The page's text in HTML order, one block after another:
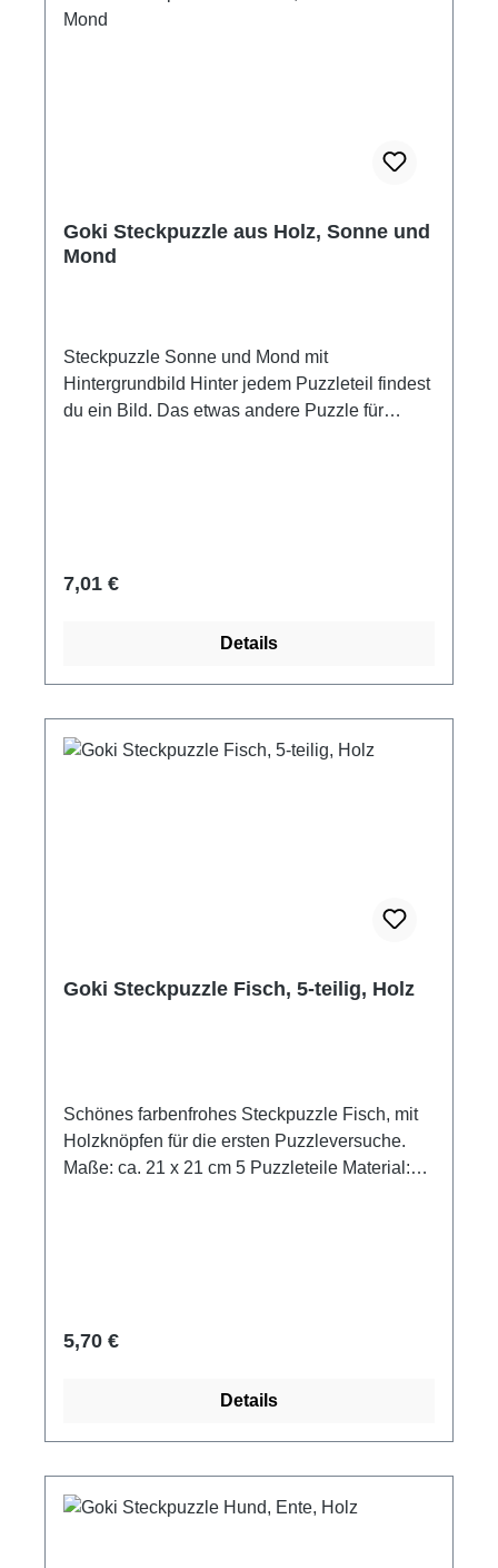
Goki Steckpuzzle aus Holz, Sonne und
Mond
Steckpuzzle Sonne und Mond mit
Hintergrundbild Hinter jedem Puzzleteil findest
du ein Bild. Das etwas andere Puzzle für
Regulärer Preis:
7,01 €
Details
Goki Steckpuzzle Fisch, 5-teilig, Holz
Schönes farbenfrohes Steckpuzzle Fisch, mit
Holzknöpfen für die ersten Puzzleversuche.
Maße: ca. 21 x 21 cm 5 Puzzleteile Material:
Regulärer Preis:
5,70 €
Details